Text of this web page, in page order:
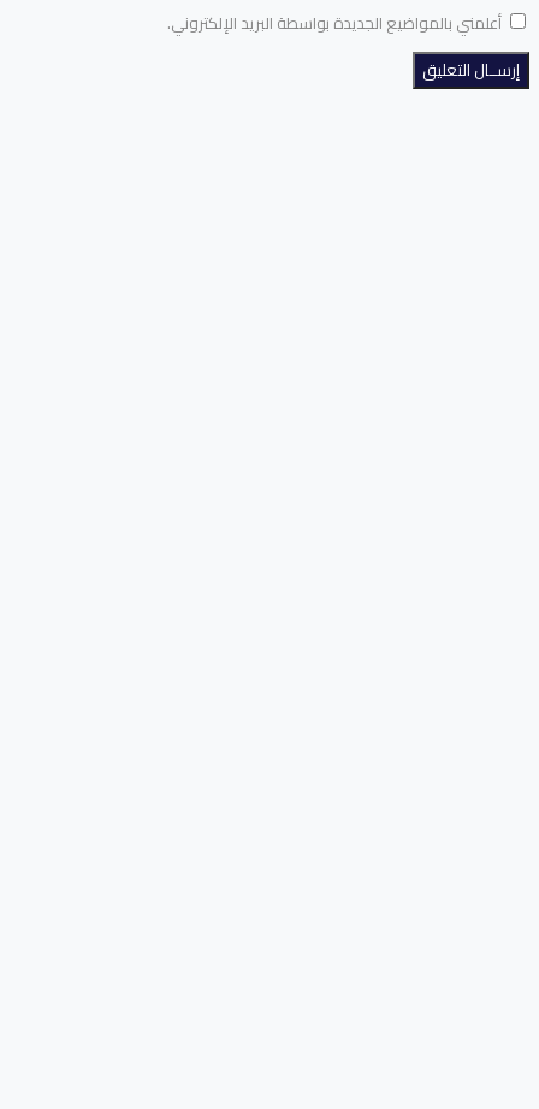
أعلمني بالمواضيع الجديدة بواسطة البريد الإلكتروني.